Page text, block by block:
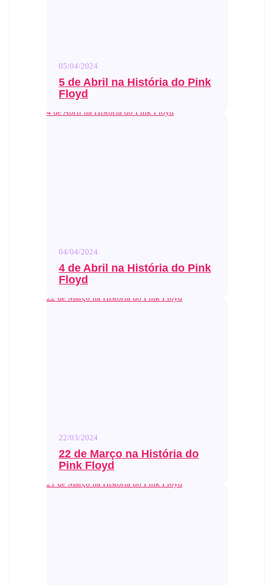
05/04/2024
5 de Abril na História do Pink
Floyd
4 de Abril na História do Pink Floyd
04/04/2024
4 de Abril na História do Pink
Floyd
22 de Março na História do Pink Floyd
22/03/2024
22 de Março na História do
Pink Floyd
21 de Março na História do Pink Floyd